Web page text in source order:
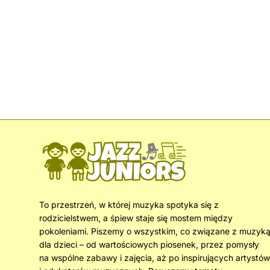
To przestrzeń, w której muzyka spotyka się z
rodzicielstwem, a śpiew staje się mostem między
pokoleniami. Piszemy o wszystkim, co związane z muzyką
dla dzieci – od wartościowych piosenek, przez pomysły
na wspólne zabawy i zajęcia, aż po inspirujących artystów